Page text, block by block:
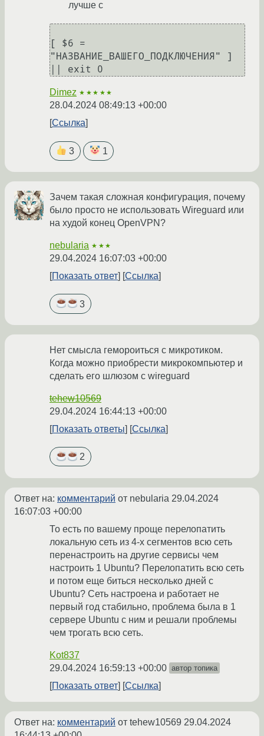
лучше с
[ $6 =
"НАЗВАНИЕ_ВАШЕГО_ПОДКЛЮЧЕНИЯ" ]
Dimez ★★★★★
28.04.2024 08:49:13 +00:00
Ссылка
3 1
Зачем такая сложная конфигурация, почему
было просто не использовать Wireguard или
на худой конец OpenVPN?
nebularia ★★★
29.04.2024 16:07:03 +00:00
Показать ответ
Ссылка
3
Нет смысла гемороиться с микротиком.
Когда можно приобрести микрокомпьютер и
сделать его шлюзом с wireguard
tehew10569
29.04.2024 16:44:13 +00:00
Показать ответы
Ссылка
2
Ответ на: комментарий от nebularia 29.04.2024
16:07:03 +00:00
То есть по вашему проще перелопатить
локальную сеть из 4-х сегментов всю сеть
перенастроить на другие сервисы чем
настроить 1 Ubuntu? Перелопатить всю сеть
и потом еще биться несколько дней с
Ubuntu? Сеть настроена и работает не
первый год стабильно, проблема была в 1
сервере Ubuntu с ним и решали проблемы
чем трогать всю сеть.
Kot837
29.04.2024 16:59:13 +00:00 автор топика
Показать ответ Ссылка
Ответ на: комментарий от tehew10569 29.04.2024